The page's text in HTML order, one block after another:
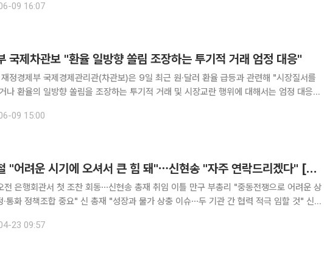
다. 오늘도 당국은 개입의지를 확고히 했다. 앞서,
09 16:07
국제차관보 "환율 일방향 쏠림 조장하는 투기적 거래 엄정 대응"
정경제부 국제경제관리관(차관보)은 9일 최근 원·달러 환율 급등과 관련해 "시장질서를
나 환율의 일방향 쏠림을 조장하는 투기적 거래 및 시장교란 행위에 대해서는 엄정 대응해
권·거시분야의 시장 전문가와 한 '외환시장 전문가 간담회'에서
09 15:00
구윤철 "어려운 시기에 오셔서 큰 힘 돼"⋯신현송 "자주 연락드리겠다" [종합]
전 은행회관서 첫 조찬 회동⋯신현송 총재 취임 이틀 만구 부총리 "중동전쟁으로 어려운 상
요" 신 총재 "성장과 물가 상충 이슈⋯두 기관 간 협력 적극 임할 것" 신현
은 중동전쟁 충격으로 대내외 불확실성이 높은 가
23 09:57